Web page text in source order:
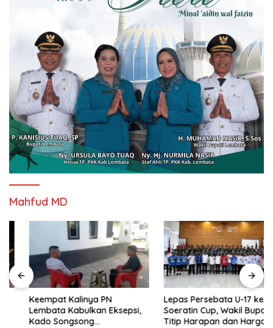
Mahfud MD
Keempat Kalinya PN
Lembata Kabulkan Eksepsi,
Kado Songsong
Lepas Persebata U-17 ke
Soeratin Cup, Wakil Bupati
Titip Harapan dan Harga Diri